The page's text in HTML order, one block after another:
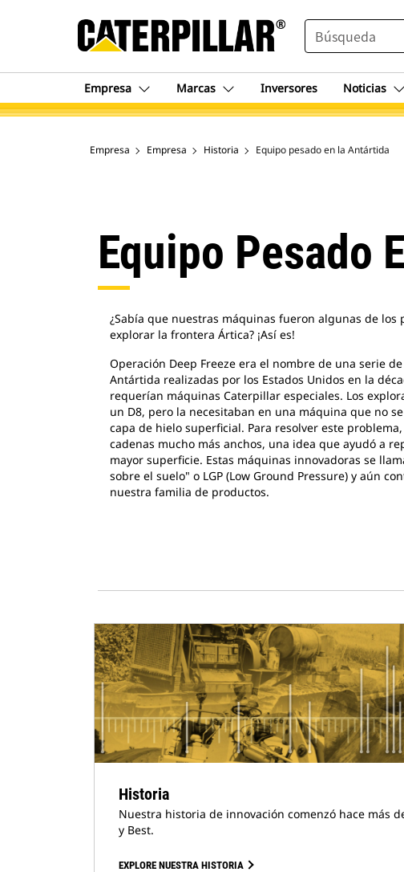
SEARCH
Empresa Marcas Inversores Noticias
Empresa Empresa Historia Equipo pesado en la Antártida
Equipo Pesado
¿Sabía que nuestras máquinas fueron algunas de los
explorar la frontera Ártica? ¡Así es!
Operación Deep Freeze era el nombre de una serie
Antártida realizadas por los Estados Unidos en la
requerían máquinas Caterpillar especiales. Los
un D8, pero la necesitaban en una máquina que no
capa de hielo superficial. Para resolver este
cadenas mucho más anchos, una idea que ayudó a
mayor superficie. Estas máquinas innovadoras se
sobre el suelo" o LGP (Low Ground Pressure) y aún
nuestra familia de productos.
Historia
Nuestra historia de innovación comenzó hace más
y Best.
EXPLORE NUESTRA HISTORIA